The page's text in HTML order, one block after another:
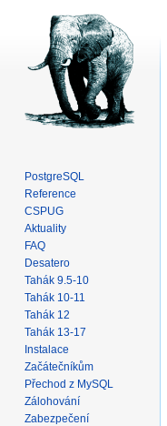
PostgreSQL
Reference
CSPUG
Aktuality
FAQ
Desatero
Tahák 9.5-10
Tahák 10-11
Tahák 12
Tahák 13-17
Instalace
Začátečníkům
Přechod z MySQL
Zálohování
Zabezpečení